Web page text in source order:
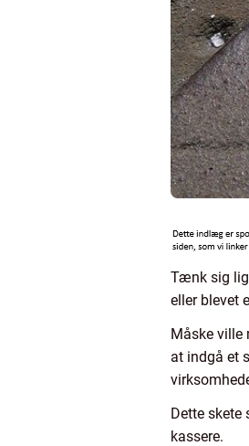
Tænk sig
eller blevet
Måske ville
at indgå et
Dette skete
kassere.